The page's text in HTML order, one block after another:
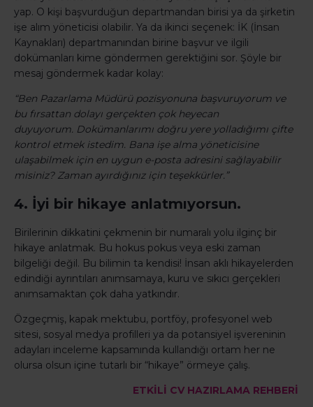
yap. O kişi başvurduğun departmandan birisi ya da şirketin
işe alım yöneticisi olabilir. Ya da ikinci seçenek: İK (İnsan
Kaynakları) departmanından birine başvur ve ilgili
dokümanları kime göndermen gerektiğini sor. Şöyle bir
mesaj göndermek kadar kolay:
“Ben Pazarlama Müdürü pozisyonuna başvuruyorum ve
bu fırsattan dolayı gerçekten çok heyecan
duyuyorum. Dokümanlarımı doğru yere yolladığımı çifte
kontrol etmek istedim. Bana işe alma yöneticisine
ulaşabilmek için en uygun e-posta adresini sağlayabilir
misiniz? Zaman ayırdığınız için teşekkürler.”
4. İyi bir hikaye anlatmıyorsun.
Birilerinin dikkatini çekmenin bir numaralı yolu ilginç bir
hikaye anlatmak. Bu hokus pokus veya eski zaman
bilgeliği değil. Bu bilimin ta kendisi! İnsan aklı hikayelerden
edindiği ayrıntıları anımsamaya, kuru ve sıkıcı gerçekleri
anımsamaktan çok daha yatkındır.
Özgeçmiş, kapak mektubu, portföy, profesyonel web
sitesi, sosyal medya profilleri ya da potansiyel işvereninin
adayları inceleme kapsamında kullandığı ortam her ne
olursa olsun içine tutarlı bir “hikaye” örmeye çalış.
ETKİLİ CV HAZIRLAMA REHBERİ